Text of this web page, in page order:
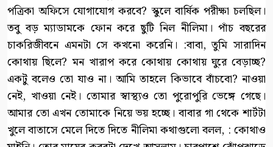
পত্রিকা অফিসে যোগাযোগ করবে? স্কুলে বার্ষিক পরীক্ষা চলছিল।
তবু বড় ম্যাডামকে ফোন করে ছুটি নিল নীলিমা। পাঁচ বছরের
চাকরিজীবনে এমনটা সে কখনো করেনি। :বাবা, তুমি সারাদিন
কোথায় ছিলে? মন খারাপ করে কোথায় কোথায় ঘুরে বেড়াচ্ছ?
একটু বলেও তো যাও না। আমি তাহলে কিভাবে বাঁচবো? নাওয়া
নেই, খাওয়া নেই। তোমার স্বাস্থ্যও তো পুরোপুরি ভেঙ্গে গেছে।
আমার তো এখন তোমাকে নিয়ে ভয় হচ্ছে। বাবার গা থেকে শার্টটা
খুলে বাতাসে মেলে দিতে দিতে নীলিমা কথাগুলো বলল, : কোথাও